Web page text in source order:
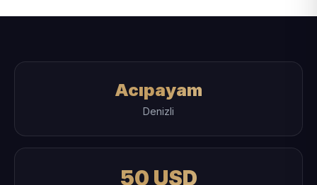
Acıpayam
Denizli
50 USD